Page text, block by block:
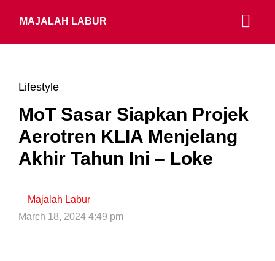
MAJALAH LABUR
Lifestyle
MoT Sasar Siapkan Projek
Aerotren KLIA Menjelang
Akhir Tahun Ini – Loke
Majalah Labur
March 18, 2024 4:49 pm